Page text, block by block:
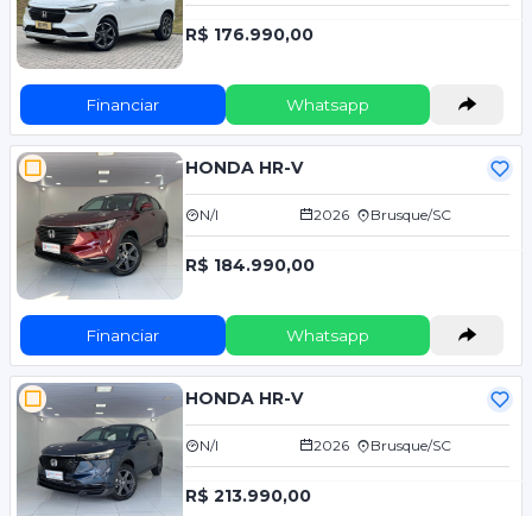
R$ 176.990,00
Financiar Whatsapp
HONDA HR-V
N/I 2026 Brusque/SC
R$ 184.990,00
Financiar Whatsapp
HONDA HR-V
N/I 2026 Brusque/SC
R$ 213.990,00